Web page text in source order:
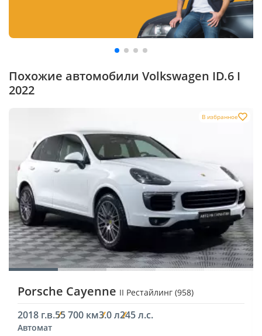
Похожие автомобили Volkswagen ID.6 I
2022
В избранное
Porsche Cayenne II Рестайлинг (958)
2018 г.в.55 700 км3.0 л245 л.с.
Автомат